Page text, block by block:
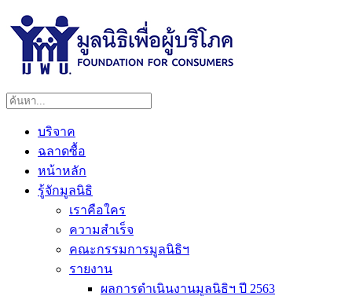
บริจาค
ฉลาดซื้อ
หน้าหลัก
รู้จักมูลนิธิ
เราคือใคร
ความสำเร็จ
คณะกรรมการมูลนิธิฯ
รายงาน
ผลการดำเนินงานมูลนิธิฯ ปี 2563